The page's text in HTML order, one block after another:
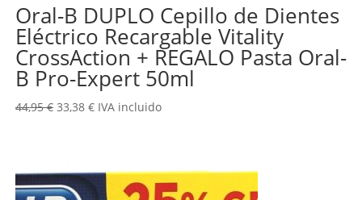
Oral-B DUPLO Cepillo de Dientes
Eléctrico Recargable Vitality
CrossAction + REGALO Pasta Oral-
B Pro-Expert 50ml
44,95€ El
era:
44,95 €.
33,38 €El
es:
33,38 €.
IVA incluido